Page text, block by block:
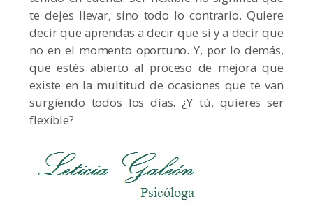
te dejes llevar, sino todo lo contrario. Quiere
decir que aprendas a decir que sí y a decir que
no en el momento oportuno. Y, por lo demás,
que estés abierto al proceso de mejora que
existe en la multitud de ocasiones que te van
surgiendo todos los días. ¿Y tú, quieres ser
flexible?